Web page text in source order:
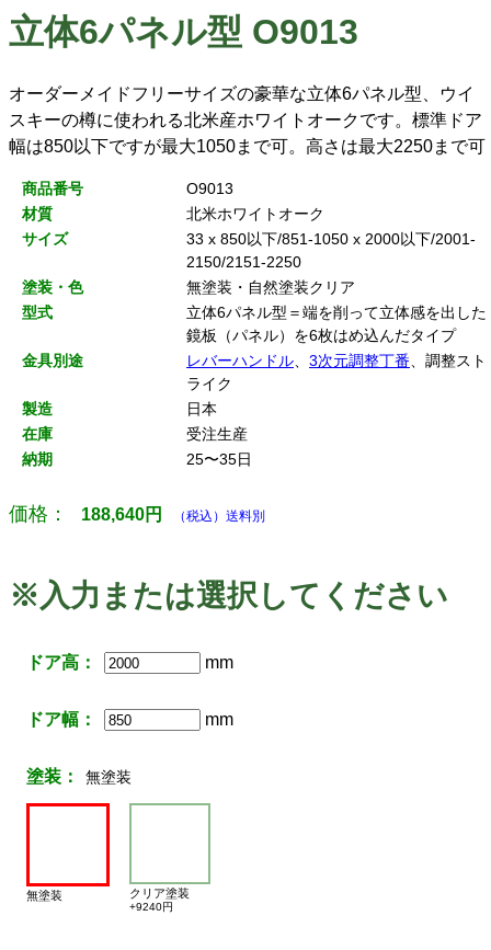
立体6パネル型 O9013
オーダーメイドフリーサイズの豪華な立体6パネル型、ウイ
スキーの樽に使われる北米産ホワイトオークです。標準ドア
幅は850以下ですが最大1050まで可。高さは最大2250まで可
商品番号
O9013
材質
北米ホワイトオーク
サイズ
33 x 850以下/851-1050 x 2000以下/2001-
2150/2151-2250
塗装・色
無塗装・自然塗装クリア
型式
立体6パネル型＝端を削って立体感を出した
鏡板（パネル）を6枚はめ込んだタイプ
金具別途
レバーハンドル、 3次元調整丁番、調整スト
ライク
製造
日本
在庫
受注生産
納期
25〜35日
価格： 188,640円 （税込）送料別
※入力または選択してください
ドア高： mm
ドア幅： mm
塗装： 無塗装
無塗装 クリア塗装
+9240円